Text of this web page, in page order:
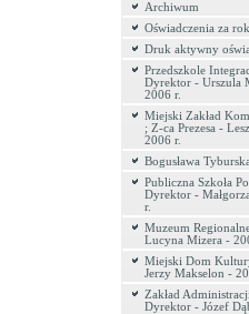
Archiwum
Oświadczenia za
Druk aktywny
Przedszkole
Dyrektor - Urszula
2006 r.
Miejski Zakład
; Z-ca Prezesa -
2006 r.
Bogusława
Publiczna Szkoła
Dyrektor -
r.
Muzeum
Lucyna Mizera -
Miejski Dom
Jerzy Makselon -
Zakład
Dyrektor - Józef